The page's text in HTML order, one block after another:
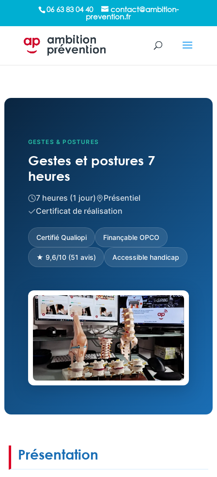
/*sticky sidebar*/06 63 83 04 40
contact@ambition-
prevention.fr
GESTES & POSTURES
Gestes et postures 7
heures
7 heures (1 jour)
Présentiel
Certificat de réalisation
Certifié Qualiopi Finançable OPCO
★ 9,6/10 (51 avis) Accessible handicap
Présentation